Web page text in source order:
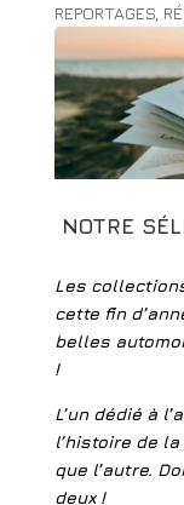
REPORTAGES,
NOTRE
Les
cette fin
belles
!
L’un dédié à
l’histoire de
que l’autre.
deux !